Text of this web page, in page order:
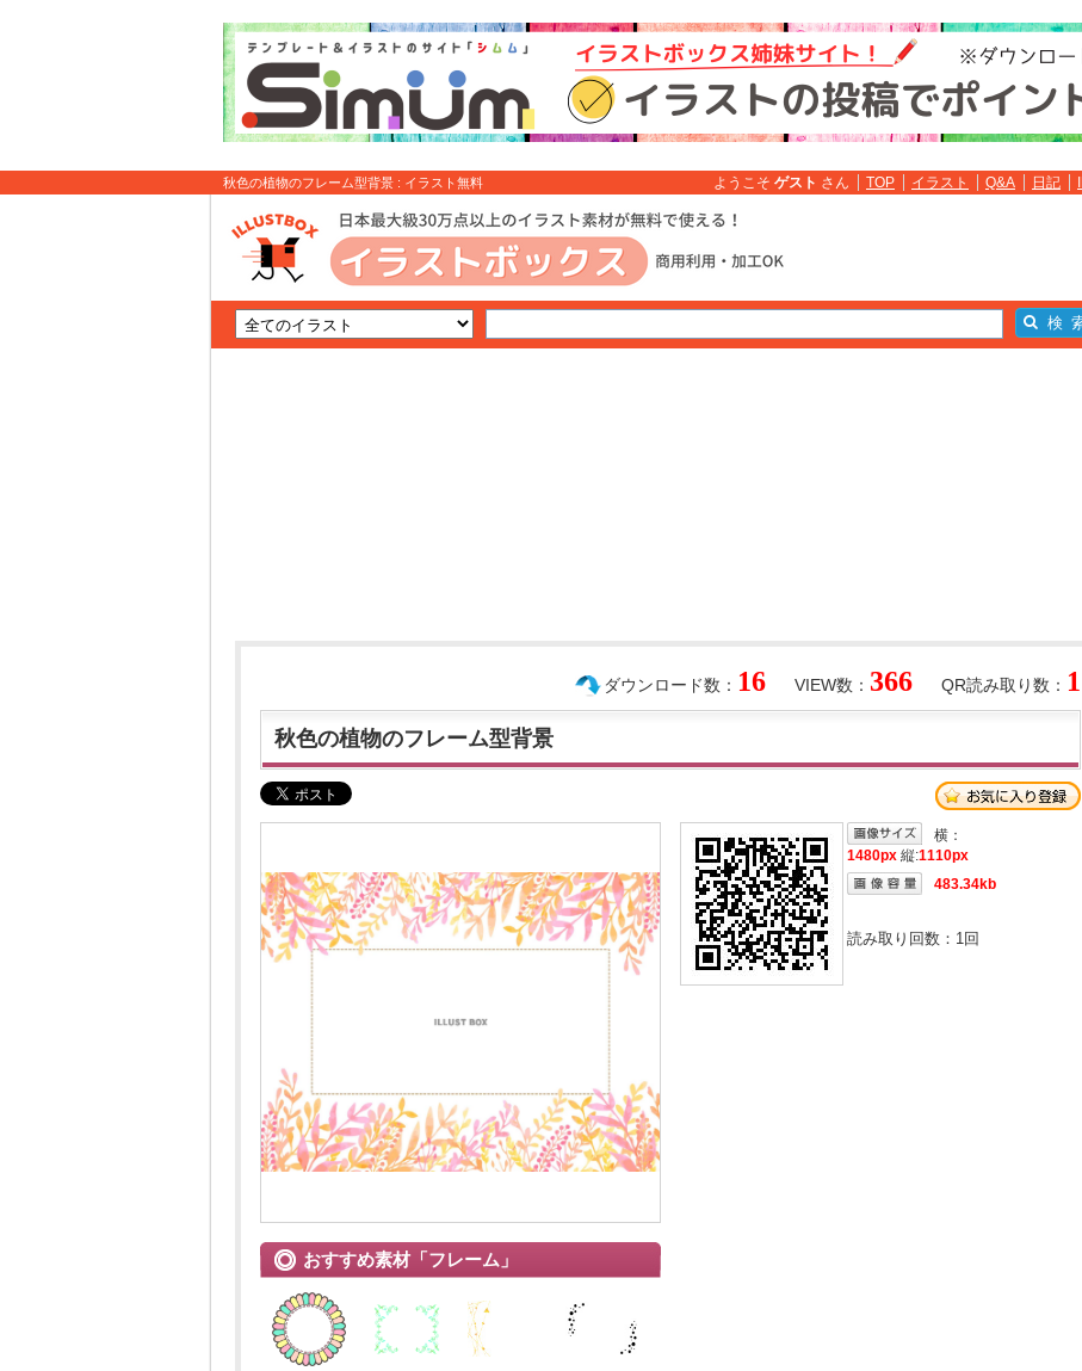
秋色の植物のフレーム型背景 : イラスト無料 ようこそ ゲスト さん TOP イラスト Q&A 日記
QR読み取り数： 1
VIEW数： 366
ダウンロード数： 16
秋色の植物のフレーム型背景
おすすめ素材「フレーム」
横：
1480px 縦:1110px
483.34kb
読み取り回数： 1回